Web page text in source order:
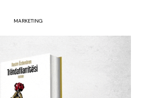
MARKETING